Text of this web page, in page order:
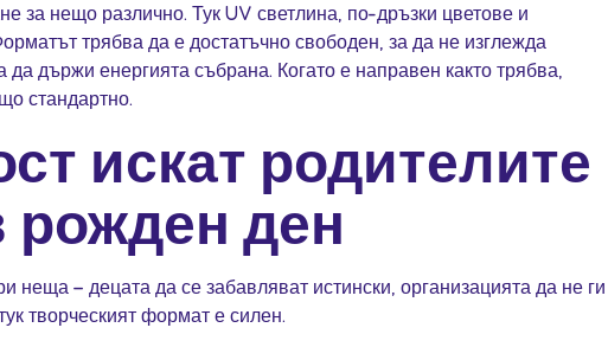
за нещо различно. Тук UV светлина, по-дръзки цветове и
трябва да е достатъчно свободен, за да не изглежда
да държи енергията събрана. Когато е направен както трябва,
стандартно.
искат родителите
рожден ден
неща – децата да се забавляват истински, организацията да не ги
творческият формат е силен.